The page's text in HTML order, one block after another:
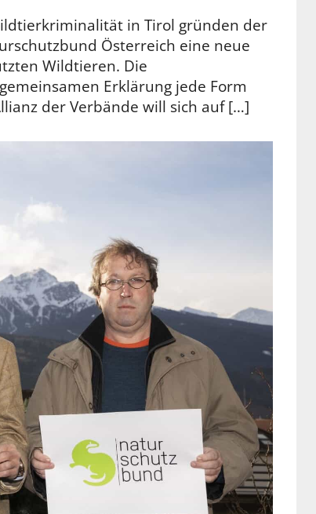
in Tirol gründen der
Österreich eine neue
Wildtieren. Die
Erklärung jede Form
der Verbände will sich auf […]
Unter
kannst du verwalten,
Art von Cookies gesetzt werden.
Auswahl kannst du über den
Link im Footer der
Website jederzeit widerrufen.